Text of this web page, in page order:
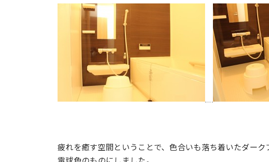
疲れを癒す空間ということで、色合いも落ち着いたダー